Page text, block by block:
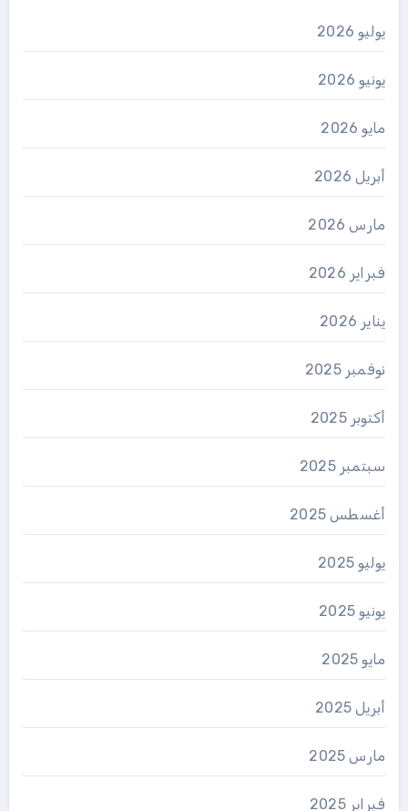
يوليو 2026
يونيو 2026
مايو 2026
أبريل 2026
مارس 2026
فبراير 2026
يناير 2026
نوفمبر 2025
أكتوبر 2025
سبتمبر 2025
أغسطس 2025
يوليو 2025
يونيو 2025
مايو 2025
أبريل 2025
مارس 2025
فبراير 2025